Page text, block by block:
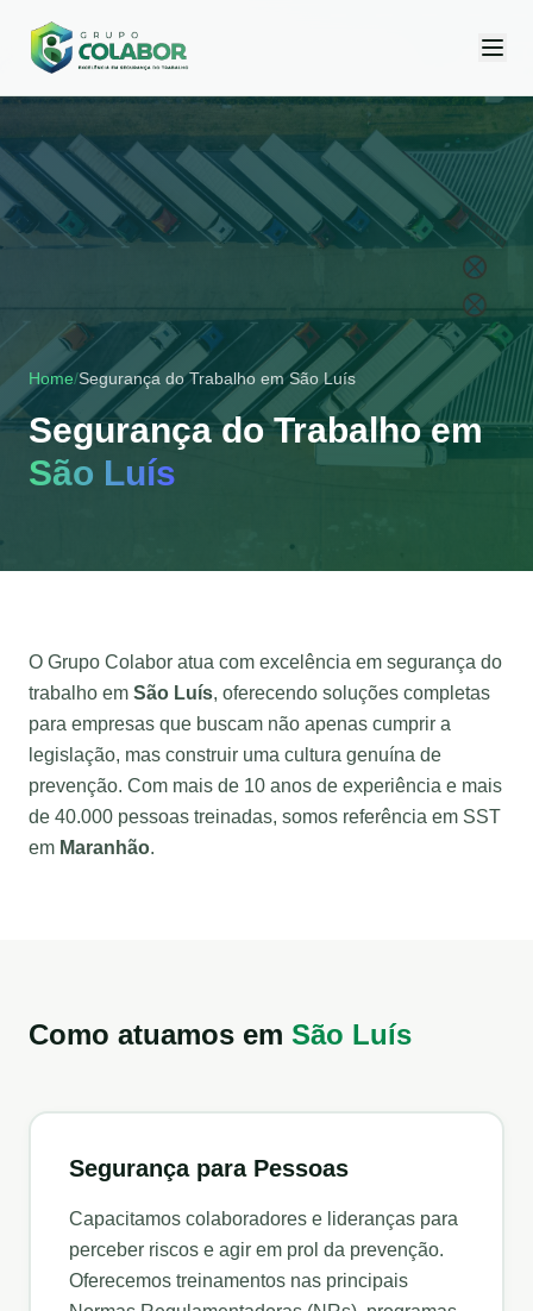
Home/Segurança do Trabalho emSão Luís
Segurança do Trabalho em
São Luís
O Grupo Colabor atua com excelência em segurança do
trabalho em São Luís, oferecendo soluções completas
para empresas que buscam não apenas cumprir a
legislação, mas construir uma cultura genuína de
prevenção. Com mais de 10 anos de experiência e mais
de 40.000 pessoas treinadas, somos referência em SST
em Maranhão.
Como atuamos em São Luís
Segurança para Pessoas
Capacitamos colaboradores e lideranças para
perceber riscos e agir em prol da prevenção.
Oferecemos treinamentos nas principais